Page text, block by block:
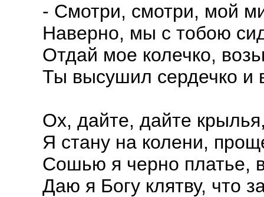
- Смотри, смотри, мой
Наверно, мы с тобою
Отдай мое колечко,
Ты высушил сердечко и
Ох, дайте, дайте
Я стану на колени,
Сошью я черно платье,
Даю я Богу клятву, что